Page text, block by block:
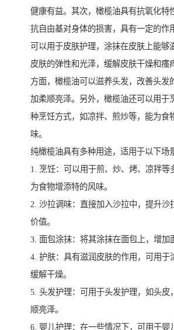
健康有益。其次，橄榄油具有抗氧化特
抗自由基对身体的损害，具有一定的作
可以用于皮肤护理，涂抹在皮肤上能够
皮肤的弹性和光泽，缓解皮肤干燥和瘙
方面，橄榄油可以滋养头发，改善头发
加柔顺亮泽。另外，橄榄油还可以用于
种烹饪方式，如凉拌、煎炒等，能为食
味。
纯橄榄油具有多种用途，适用于以下场
1. 烹饪：可以用于煎、炒、烤、凉拌等
为食物增添特的风味。
2. 沙拉调味：直接加入沙拉中，提升沙
价值。
3. 面包涂抹：将其涂抹在面包上，增加
4. 护肤：具有滋润皮肤的作用，可用于
缓解干燥。
5. 头发护理：可用于头发护理，如头皮
顺亮泽。
6. 婴儿护理：在一些情况下，可用于婴